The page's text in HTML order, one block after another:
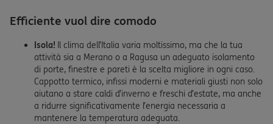
Efficiente vuol dire comodo
Isola! Il clima dell’Italia varia moltissimo, ma che la tua
attività sia a Merano o a Ragusa un adeguato isolamento
di porte, finestre e pareti è la scelta migliore in ogni caso.
Cappotto termico, infissi moderni e materiali giusti non solo
aiutano a stare caldi d’inverno e freschi d’estate, ma anche
a ridurre significativamente l’energia necessaria a
mantenere la temperatura adeguata.